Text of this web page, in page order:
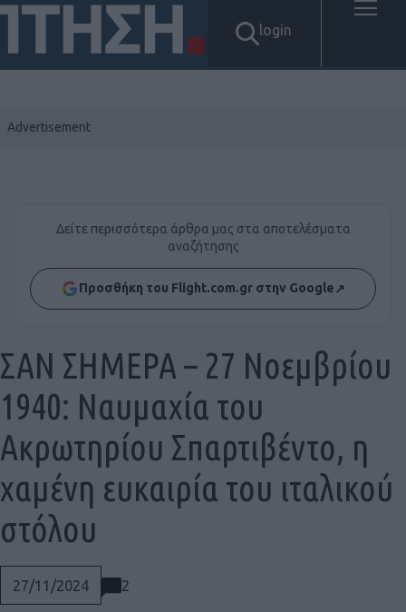
login
Δείτε περισσότερα άρθρα μας στα αποτελέσματα
αναζήτησης
Προσθήκη του Flight.com.gr στην Google↗
27/11/2024 2
ΣΑΝ ΣΗΜΕΡΑ – 27 Νοεμβρίου
1940: Ναυμαχία του
Ακρωτηρίου Σπαρτιβέντο, η
χαμένη ευκαιρία του ιταλικού
στόλου